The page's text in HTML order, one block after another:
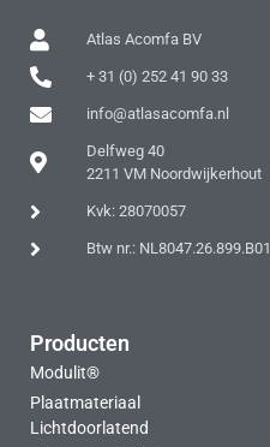
Atlas Acomfa BV
+ 31 (0) 252 41 90 33
info@atlasacomfa.nl
Delfweg 40
2211 VM Noordwijkerhout
Kvk: 28070057
Btw nr.: NL8047.26.899.B01
Producten
Modulit®
Plaatmateriaal
Lichtdoorlatend